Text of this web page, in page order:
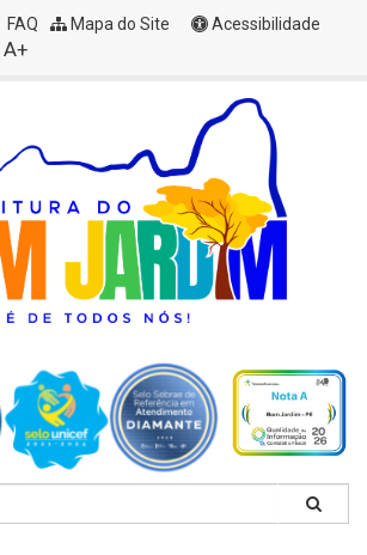
FAQ Mapa do Site
Acessibilidade
A+